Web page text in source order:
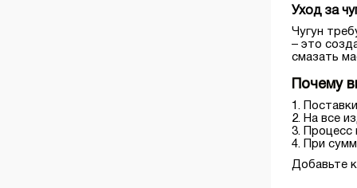
Уход за
Чугун
– это
смазать
Почему
На все
При
Добавьте